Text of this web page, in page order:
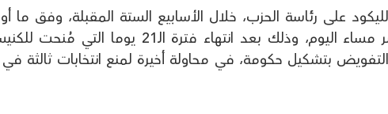
الليكود على رئاسة الحزب، خلال الأسابيع الستة المقبلة، وفق ما
القناة 12 الإسرائيلية، في تقرير نشر مساء اليوم، وذلك بعد انتهاء فترة الـ21 يوما
بتشكيل حكومة، في محاولة أخيرة لمنع انتخابات ثالثة